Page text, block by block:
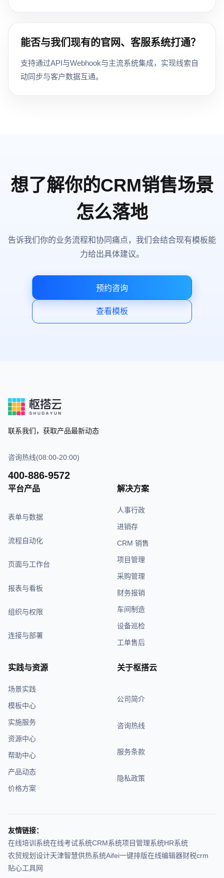
能否与我们现有的官网、客服系统打通？
支持通过API与Webhook与主流系统集成，实现线索自
动同步与客户数据互通。
想了解你的CRM销售场景
怎么落地
告诉我们你的业务流程和协同痛点，我们会结合现有模板能
力给出具体建议。
预约咨询
查看模板
联系我们，获取产品最新动态
咨询热线(08:00-20:00)
400-886-9572
平台产品
表单与数据
流程自动化
页面与工作台
报表与看板
组织与权限
连接与部署
解决方案
人事行政
进销存
CRM 销售
项目管理
采购管理
财务报销
车间制造
设备巡检
工单售后
实践与资源
场景实践
模板中心
实施服务
资源中心
帮助中心
产品动态
价格方案
关于枢搭云
公司简介
咨询热线
服务条款
隐私政策
友情链接：
在线培训系统在线考试系统CRM系统项目管理系统HR系统
农贸规划设计天津智慧供热系统Aifei一键排版在线编辑器财税crm
贴心工具网